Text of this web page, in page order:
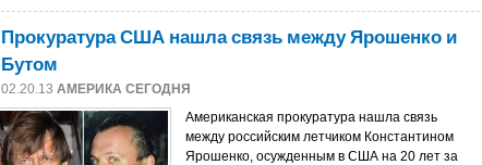
Прокуратура США нашла связь между Ярошенко и
Бутом
02.20.13 АМЕРИКА СЕГОДНЯ
Американская прокуратура нашла связь
между российским летчиком Константином
Ярошенко, осужденным в США на 20 лет за